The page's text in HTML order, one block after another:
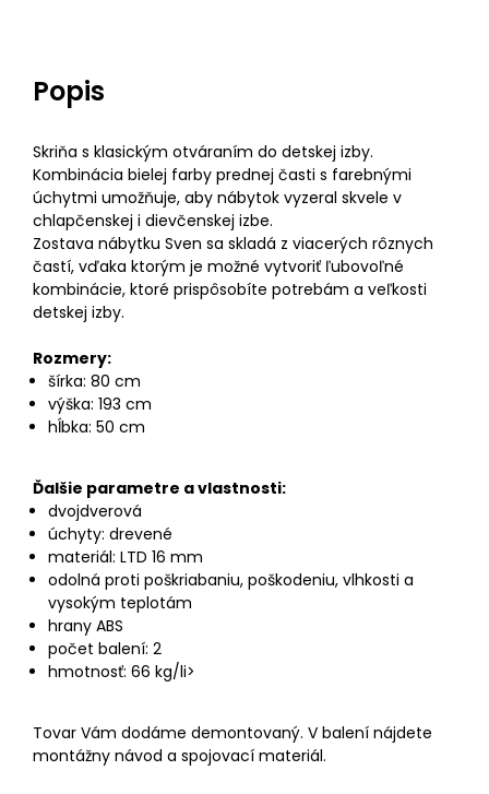
Popis
Skriňa s klasickým otváraním do detskej izby.
Kombinácia bielej farby prednej časti s farebnými
úchytmi umožňuje, aby nábytok vyzeral skvele v
chlapčenskej i dievčenskej izbe.
Zostava nábytku Sven sa skladá z viacerých rôznych
častí, vďaka ktorým je možné vytvoriť ľubovoľné
kombinácie, ktoré prispôsobíte potrebám a veľkosti
detskej izby.
Rozmery:
šírka: 80 cm
výška: 193 cm
hĺbka: 50 cm
Ďalšie parametre a vlastnosti:
dvojdverová
úchyty: drevené
materiál: LTD 16 mm
odolná proti poškriabaniu, poškodeniu, vlhkosti a
vysokým teplotám
hrany ABS
počet balení: 2
hmotnosť: 66 kg/li>
Tovar Vám dodáme demontovaný. V balení nájdete
montážny návod a spojovací materiál.